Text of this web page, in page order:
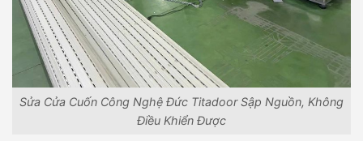
Sửa Cửa Cuốn Công Nghệ Đức Titadoor Sập Nguồn, Không
Điều Khiển Được